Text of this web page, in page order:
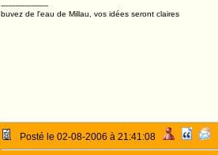
--------------------
buvez de l'eau de Millau, vos idées seront claires
Posté le 02-08-2006 à 21:41:08